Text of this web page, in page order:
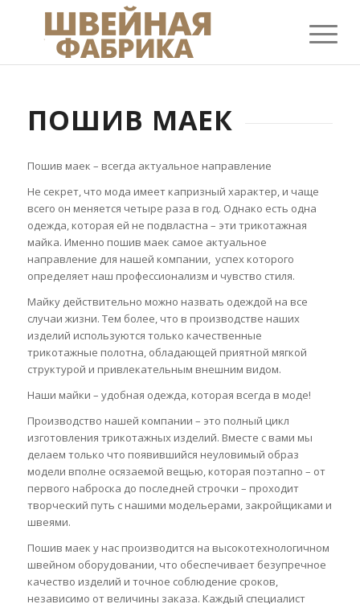
ПОШИВ МАЕК
Пошив маек – всегда актуальное направление
Не секрет, что мода имеет капризный характер, и чаще
всего он меняется четыре раза в год. Однако есть одна
одежда, которая ей не подвластна – эти трикотажная
майка. Именно пошив маек самое актуальное
направление для нашей компании, успех которого
определяет наш профессионализм и чувство стиля.
Майку действительно можно назвать одеждой на все
случаи жизни. Тем более,что в производстве наших
изделий используются только качественные
трикотажные полотна, обладающей приятной мягкой
структурой и привлекательным внешним видом.
Наши майки – удобная одежда, которая всегда в моде!
Производство нашей компании – это полный цикл
изготовления трикотажных изделий. Вместе с вами мы
делаем только что появившийся неуловимый образ
модели вполне осязаемой вещью, которая поэтапно – от
первого наброска до последней строчки – проходит
творческий путь с нашими модельерами, закройщиками и
швеями.
Пошив маек у нас производится на высокотехнологичном
швейном оборудовании, что обеспечивает безупречное
качество изделий и точное соблюдение сроков,
независимо от величины заказа. Каждый специалист